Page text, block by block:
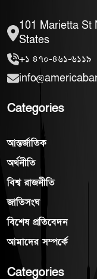
101 Marietta St
States
+১ ৪৭০-৪৬১-৬১১৯
Categories
আন্তর্জাতিক
অর্থনীতি
বিশ্ব রাজনীতি
জাতিসংঘ
বিশেষ প্রতিবেদন
আমাদের সম্পর্কে
Categories